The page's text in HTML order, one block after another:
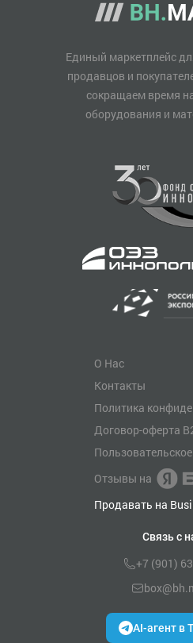
Единый маркетплейс
продавцов и
сокращаем время
оборудования и
О Нас
Контакты
Политика
Договор-оферта
Отзывы на
Продавать на
Связь с
+7 (901)
AI-агент в